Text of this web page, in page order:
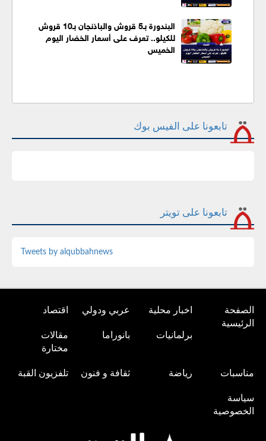
البندورة بـ5 قروش والباذنجان بـ10 قروش
للكيلو.. تعرف على أسعار الخضار اليوم
الخميس
تابعونا على الفيس بوك
تابعونا على تويتر
Tweets by alqubbahnews
الصفحة
الرئيسية
اخبار محلية عربي ودولي اقتصاد
برلمانيات بانوراما
مقالات
مختارة
مناسبات رياضة ثقافة و فنون تلفزيون القبة
سياسة
الخصوصية